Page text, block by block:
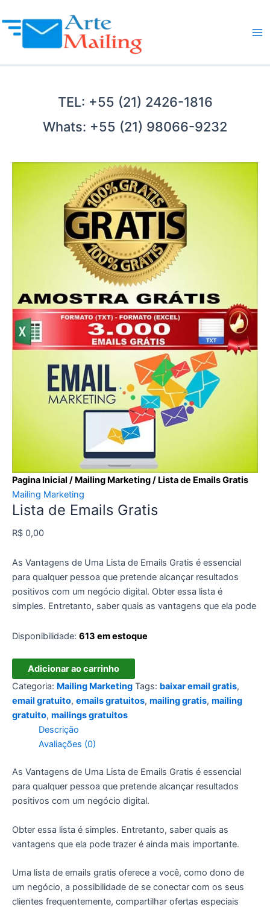
para
conteúdo
TEL: +55 (21) 2426-1816
Whats: +55 (21) 98066-9232
Pagina Inicial / Mailing Marketing/ Lista de Emails Gratis
Mailing Marketing
Lista de Emails Gratis
R$ 0,00
As Vantagens de Uma Lista de Emails Gratis é essencial
para qualquer pessoa que pretende alcançar resultados
positivos com um negócio digital. Obter essa lista é
simples. Entretanto, saber quais as vantagens que ela pode
Disponibilidade: 613 em estoque
Lista
de
Emails
quantidade
Adicionar ao carrinho
Categoria: Mailing Marketing Tags: baixar email gratis,
email gratuito, emails gratuitos, mailing gratis, mailing
gratuito, mailings gratuitos
Descrição
Avaliações (0)
As Vantagens de Uma Lista de Emails Gratis é essencial
para qualquer pessoa que pretende alcançar resultados
positivos com um negócio digital.
Obter essa lista é simples. Entretanto, saber quais as
vantagens que ela pode trazer é ainda mais importante.
Uma lista de emails gratis oferece a você, como dono de
um negócio, a possibilidade de se conectar com os seus
clientes frequentemente, compartilhar ofertas especiais